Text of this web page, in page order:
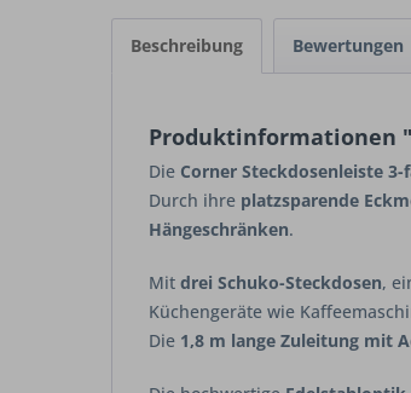
Beschreibung Bewertungen
Produktinformationen
Die Corner Steckdosenleiste
Durch ihre platzsparende
Hängeschränken.
Mit drei Schuko-Steckdosen,
Küchengeräte wie
Die 1,8 m lange Zuleitung mit